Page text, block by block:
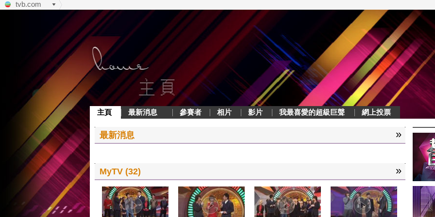
tvb.com
主頁 最新消息 參賽者 相片 影片 我最喜愛的超級巨聲 網上投票
最新消息 »
MyTV (32) »